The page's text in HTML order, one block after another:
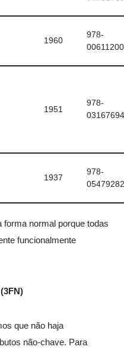
1960
978-
1951
978-
1937
978-
normal porque todas
funcionalmente
que não haja
não-chave. Para